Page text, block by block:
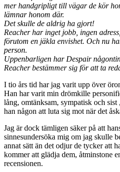
mer handgripligt till vägar de kör
lämnar honom där.
Det skulle de aldrig ha gjort!
Reacher har inget jobb, ingen
förutom en jäkla envishet. Och nu
person.
Uppenbarligen har Despair
Reacher bestämmer sig för att ta
I tio års tid har jag varit upp över
Han har varit min drömkille
lång, omtänksam, sympatisk och
han någon att luta sig mot när det
Jag är dock tämligen säker på att
sinnesundersöka mig om jag skulle
annat sätt än det odjur de tycker att
kommer att glädja dem, åtminstone
recensionen.